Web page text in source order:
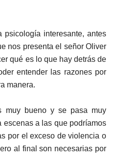
psicología interesante, antes
nos presenta el señor Oliver
qué es lo que hay detrás de
entender las razones por
manera.
muy bueno y se pasa muy
escenas a las que podríamos
por el exceso de violencia o
al final son necesarias por